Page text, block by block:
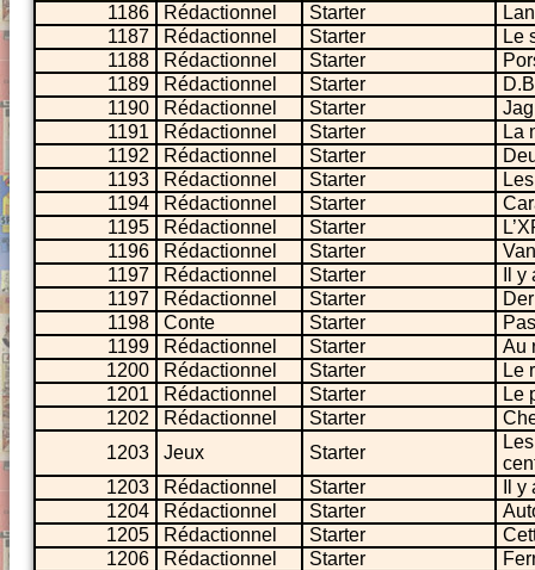
1186
Rédactionnel Starter
1187
Rédactionnel Starter
Le
1188
Rédactionnel Starter
1189
Rédactionnel Starter
1190
Rédactionnel Starter
1191
Rédactionnel Starter
La
1192
Rédactionnel Starter
1193
Rédactionnel Starter
1194
Rédactionnel Starter
1195
Rédactionnel Starter
1196
Rédactionnel Starter
1197
Rédactionnel Starter
Il
1197
Rédactionnel Starter
1198
Conte Starter
1199
Rédactionnel Starter
Au
1200
Rédactionnel Starter
Le
1201
Rédactionnel Starter
Le
1202
Rédactionnel Starter
1203
Jeux Starter
1203
Rédactionnel Starter
Il
1204
Rédactionnel Starter
1205
Rédactionnel Starter
1206
Rédactionnel Starter